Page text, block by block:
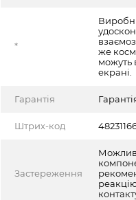
*
же
можуть
екрані.
Гарантія
Штрих-код
Застереження